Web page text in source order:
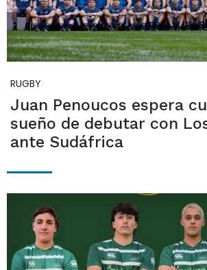
RUGBY
Juan Penoucos espera
sueño de debutar con
ante Sudáfrica